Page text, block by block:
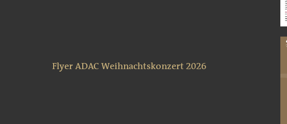
Flyer ADAC Weihnachtskonzert 2026